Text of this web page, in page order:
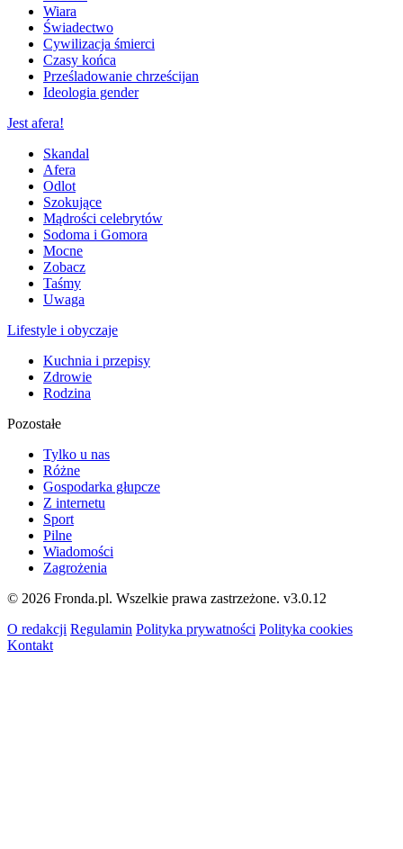
Wiara
Świadectwo
Cywilizacja śmierci
Czasy końca
Prześladowanie chrześcijan
Ideologia gender
Jest afera!
Skandal
Afera
Odlot
Szokujące
Mądrości celebrytów
Sodoma i Gomora
Mocne
Zobacz
Taśmy
Uwaga
Lifestyle i obyczaje
Kuchnia i przepisy
Zdrowie
Rodzina
Pozostałe
Tylko u nas
Różne
Gospodarka głupcze
Z internetu
Sport
Pilne
Wiadomości
Zagrożenia
© 2026 Fronda.pl. Wszelkie prawa zastrzeżone. v3.0.12
O redakcji Regulamin Polityka prywatności Polityka cookies
Kontakt